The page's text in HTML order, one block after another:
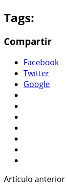
Tags:
Compartir
Facebook
Twitter
Google
Artículo anterior